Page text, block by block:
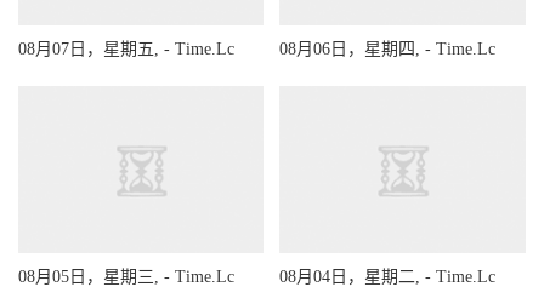
08月07日，星期五, - Time.Lc 08月06日，星期四, - Time.Lc
08月05日，星期三, - Time.Lc 08月04日，星期二, - Time.Lc